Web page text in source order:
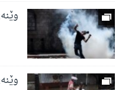
وێنەی 18 ی
وێنەی 17 ی